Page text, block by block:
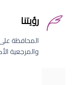
رؤيتنا
المحافظة
والمرجعية